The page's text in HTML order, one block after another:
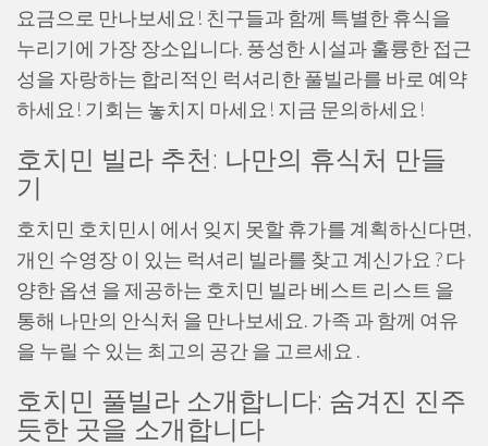
요금으로 만나보세요! 친구들과 함께 특별한 휴식을
누리기에 가장 장소입니다. 풍성한 시설과 훌륭한 접근
성을 자랑하는 합리적인 럭셔리한 풀빌라를 바로 예약
하세요! 기회는 놓치지 마세요! 지금 문의하세요!
호치민 빌라 추천: 나만의 휴식처 만들
기
호치민 호치민시 에서 잊지 못할 휴가를 계획하신다면,
개인 수영장 이 있는 럭셔리 빌라를 찾고 계신가요 ? 다
양한 옵션 을 제공하는 호치민 빌라 베스트 리스트 을
통해 나만의 안식처 을 만나보세요. 가족 과 함께 여유
을 누릴 수 있는 최고의 공간 을 고르세요 .
호치민 풀빌라 소개합니다: 숨겨진 진주
듯한 곳을 소개합니다